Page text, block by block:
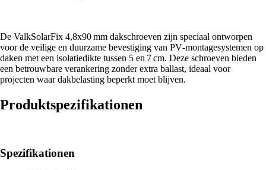
De ValkSolarFix 4,8x90 mm dakschroeven zijn speciaal ontworpen
voor de veilige en duurzame bevestiging van PV‑montagesystemen op
daken met een isolatiedikte tussen 5 en 7 cm. Deze schroeven bieden
een betrouwbare verankering zonder extra ballast, ideaal voor
projecten waar dakbelasting beperkt moet blijven.
Produktspezifikationen
Spezifikationen